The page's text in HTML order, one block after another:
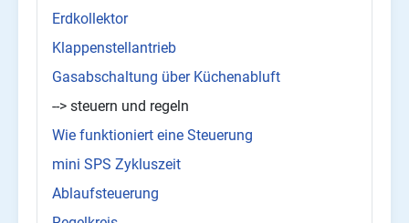
Erdkollektor
Klappenstellantrieb
Gasabschaltung über Küchenabluft
--> steuern und regeln
Wie funktioniert eine Steuerung
mini SPS Zykluszeit
Ablaufsteuerung